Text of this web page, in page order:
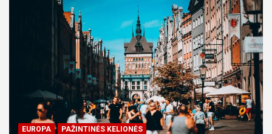
EUROPA PAŽINTINĖS KELIONĖS